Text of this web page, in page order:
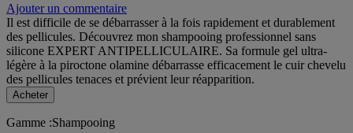
Ajouter un commentaire
Il est difficile de se débarrasser à la fois rapidement et durablement
des pellicules. Découvrez mon shampooing professionnel sans
silicone EXPERT ANTIPELLICULAIRE. Sa formule gel ultra-
légère à la piroctone olamine débarrasse efficacement le cuir chevelu
des pellicules tenaces et prévient leur réapparition.
Acheter
Gamme :Shampooing